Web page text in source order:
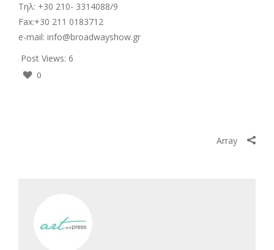
Tηλ: +30 210- 3314088/9
Fax:+30 211 0183712
e-mail: info@broadwayshow.gr
Post Views: 6
0
Array